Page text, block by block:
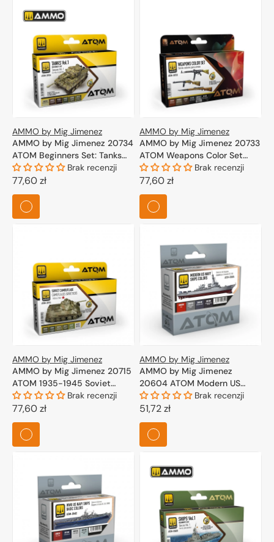
AMMO by Mig Jimenez
AMMO by Mig Jimenez 20734
ATOM Beginners Set: Tanks
Vol.1 6x20ml Brak recenzji
Cena
regularna
77,60 zł
AMMO by Mig Jimenez
AMMO by Mig Jimenez 20733
ATOM Weapons Color Set
6x20ml
Brak recenzji
Cena
regularna
77,60 zł
AMMO by Mig Jimenez
AMMO by Mig Jimenez 20715
ATOM 1935-1945 Soviet
Camouflage Colors Set
6x20ml
Brak recenzji
Cena
regularna
77,60 zł
AMMO by Mig Jimenez
AMMO by Mig Jimenez
20604 ATOM Modern US
Navy Ships colors Set 4x20ml
Brak recenzji
Cena
regularna
51,72 zł